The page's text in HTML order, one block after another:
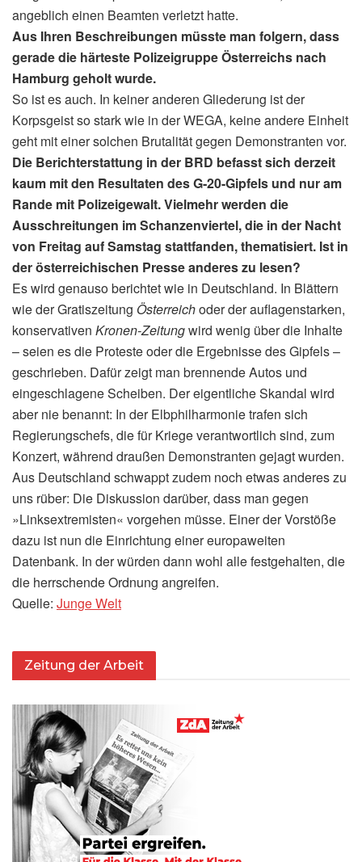
angeblich einen Beamten verletzt hatte.
Aus Ihren Beschreibungen müsste man folgern, dass
gerade die härteste Polizeigruppe Österreichs nach
Hamburg geholt wurde.
So ist es auch. In keiner anderen Gliederung ist der
Korpsgeist so stark wie in der WEGA, keine andere Einheit
geht mit einer solchen Brutalität gegen Demonstranten vor.
Die Berichterstattung in der BRD befasst sich derzeit
kaum mit den Resultaten des G‑20-Gipfels und nur am
Rande mit Polizeigewalt. Vielmehr werden die
Ausschreitungen im Schanzenviertel, die in der Nacht
von Freitag auf Samstag stattfanden, thematisiert. Ist in
der österreichischen Presse anderes zu lesen?
Es wird genauso berichtet wie in Deutschland. In Blättern
wie der Gratiszeitung Österreichoder der auflagenstarken,
konservativen Kronen-Zeitungwird wenig über die Inhalte
– seien es die Proteste oder die Ergebnisse des Gipfels –
geschrieben. Dafür zeigt man brennende Autos und
eingeschlagene Scheiben. Der eigentliche Skandal wird
aber nie benannt: In der Elbphilharmonie trafen sich
Regierungschefs, die für Kriege verantwortlich sind, zum
Konzert, während draußen Demonstranten gejagt wurden.
Aus Deutschland schwappt zudem noch etwas anderes zu
uns rüber: Die Diskussion darüber, dass man gegen
»Linksextremisten« vorgehen müsse. Einer der Vorstöße
dazu ist nun die Einrichtung einer europaweiten
Datenbank. In der würden dann wohl alle festgehalten, die
die herrschende Ordnung angreifen.
Quelle: Junge Welt
Zeitung der Arbeit